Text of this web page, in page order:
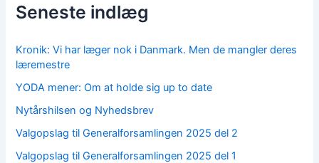
e
Seneste indlæg
Kronik: Vi har læger nok i Danmark. Men de mangler deres
læremestre
YODA mener: Om at holde sig up to date
Nytårshilsen og Nyhedsbrev
Valgopslag til Generalforsamlingen 2025 del 2
Valgopslag til Generalforsamlingen 2025 del 1